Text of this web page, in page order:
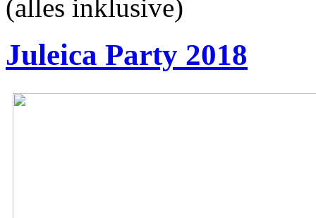
(alles inklusive)
Juleica Party 2018